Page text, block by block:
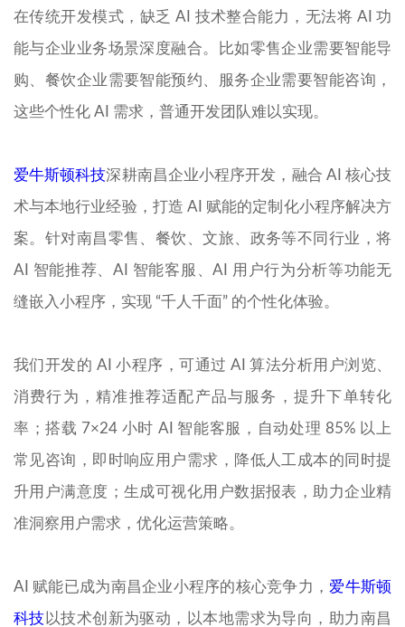
在传统开发模式，缺乏 AI 技术整合能力，无法将 AI 功
能与企业业务场景深度融合。比如零售企业需要智能导
购、餐饮企业需要智能预约、服务企业需要智能咨询，
这些个性化 AI 需求，普通开发团队难以实现。
爱牛斯顿科技深耕南昌企业小程序开发，融合 AI 核心技
术与本地行业经验，打造 AI 赋能的定制化小程序解决方
案。针对南昌零售、餐饮、文旅、政务等不同行业，将
AI 智能推荐、AI 智能客服、AI 用户行为分析等功能无
缝嵌入小程序，实现 “千人千面” 的个性化体验。
我们开发的 AI 小程序，可通过 AI 算法分析用户浏览、
消费行为，精准推荐适配产品与服务，提升下单转化
率；搭载 7×24 小时 AI 智能客服，自动处理 85% 以上
常见咨询，即时响应用户需求，降低人工成本的同时提
升用户满意度；生成可视化用户数据报表，助力企业精
准洞察用户需求，优化运营策略。
AI 赋能已成为南昌企业小程序的核心竞争力，爱牛斯顿
科技 以技术创新为驱动，以本地需求为导向，助力南昌